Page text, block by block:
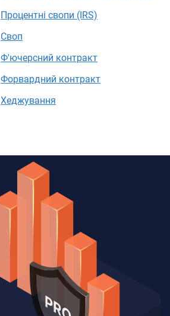
Процентні свопи (IRS)
Своп
Ф'ючерсний контракт
Форвардний контракт
Хеджування